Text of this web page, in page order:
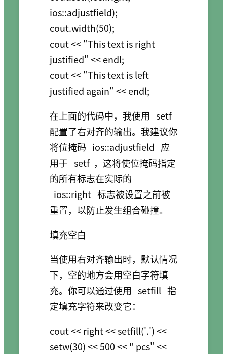
ios::adjustfield);
cout.width(50);
cout << "This text is right
justified" << endl;
cout << "This text is left
在上面的代码中，我使用 setf
配置了右对齐的输出。我建议你
将位掩码 ios::adjustfield 应
用于 setf ，这将使位掩码指定
的所有标志在实际的
ios::right 标志被设置之前被
重置，以防止发生组合碰撞。
填充空白
当使用右对齐输出时，默认情况
下，空的地方会用空白字符填
充。你可以通过使用 setfill 指
定填充字符来改变它：
cout << right << setfill('.') <<
setw(30) << 500 << " pcs" <<